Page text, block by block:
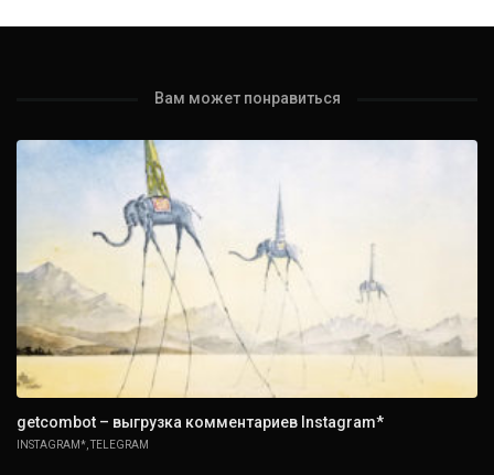
Вам может понравиться
getcombot – выгрузка комментариев Instagram*
INSTAGRAM* ,TELEGRAM